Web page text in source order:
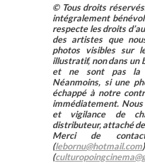
© Tous droits
intégralement
respecte les droits
des artistes que
photos visibles sur
illustratif, non dans un
et ne sont pas la
Néanmoins, si une
échappé à notre
immédiatement.
et vigilance de
distributeur, attaché
Merci de
(lebornu@hotmail.com
(